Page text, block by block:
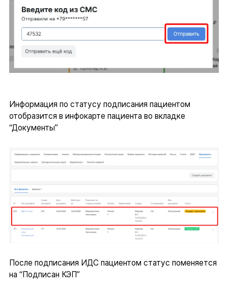
Информация по статусу подписания пациентом
отобразится в инфокарте пациента во вкладке
“Документы”
После подписания ИДС пациентом статус поменяется
на “Подписан КЭП”